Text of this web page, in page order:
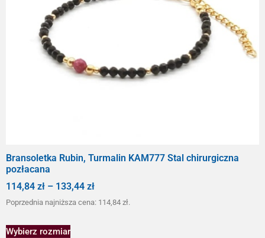
Bransoletka Rubin, Turmalin KAM777 Stal chirurgiczna
pozłacana
114,84 zł – 133,44 zł
Poprzednia najniższa cena: 114,84 zł.
Wybierz rozmiar